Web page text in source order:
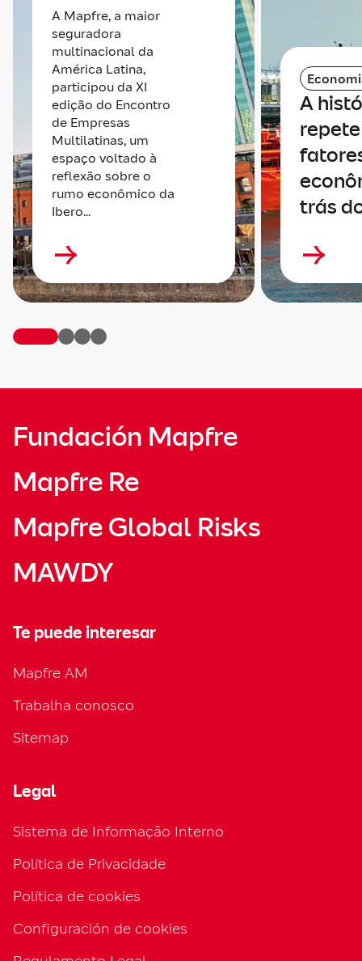
A Mapfre, a maior
seguradora
multinacional da
América Latina,
participou da XI
edição do Encontro
de Empresas
Multilatinas, um
espaço voltado à
reflexão sobre o
rumo econômico da
Ibero...
A
trás
Fundación Mapfre
Mapfre Re
Mapfre Global Risks
MAWDY
Te puede interesar
Mapfre AM
Trabalha conosco
Sitemap
Legal
Sistema de Informação Interno
Política de Privacidade
Política de cookies
Configuración de cookies